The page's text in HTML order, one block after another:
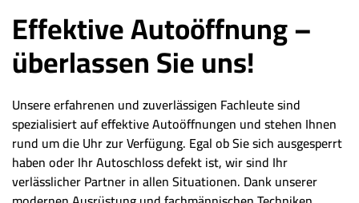
Effektive Autoöffnung –
überlassen Sie uns!
Unsere erfahrenen und zuverlässigen Fachleute sind
spezialisiert auf effektive Autoöffnungen und stehen Ihnen
rund um die Uhr zur Verfügung. Egal ob Sie sich ausgesperrt
haben oder Ihr Autoschloss defekt ist, wir sind Ihr
verlässlicher Partner in allen Situationen. Dank unserer